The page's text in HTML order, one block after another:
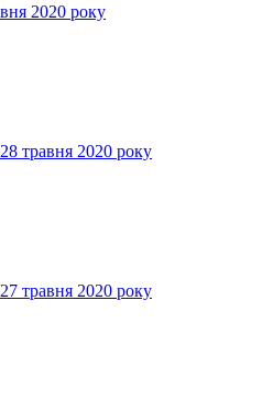
2020 року
28 травня 2020 року
27 травня 2020 року